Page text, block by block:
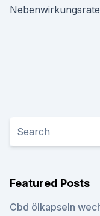
Featured Posts
Cbd ölkapseln